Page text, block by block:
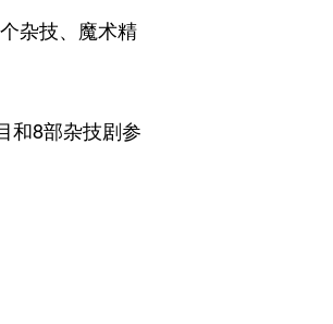
杂技、魔术精
和8部杂技剧参